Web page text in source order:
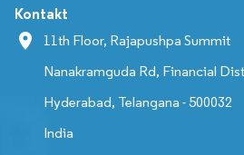
Kontakt
11th Floor, Rajapushpa Summit
Nanakramguda Rd, Financial
Hyderabad, Telangana - 500032
India